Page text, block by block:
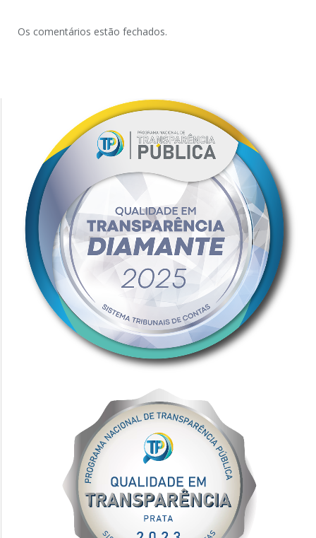
Os comentários estão fechados.